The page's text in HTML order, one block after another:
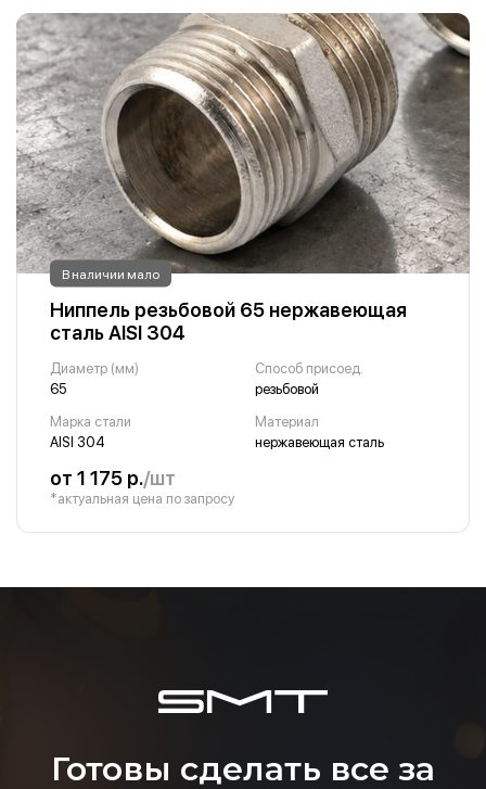
В наличии мало
Ниппель резьбовой 65 нержавеющая
сталь AISI 304
Диаметр (мм)
65
Способ присоед.
резьбовой
Марка стали
AISI 304
Материал
нержавеющая сталь
от 1 175 р./шт
*актуальная цена по запросу
Готовы сделать все за